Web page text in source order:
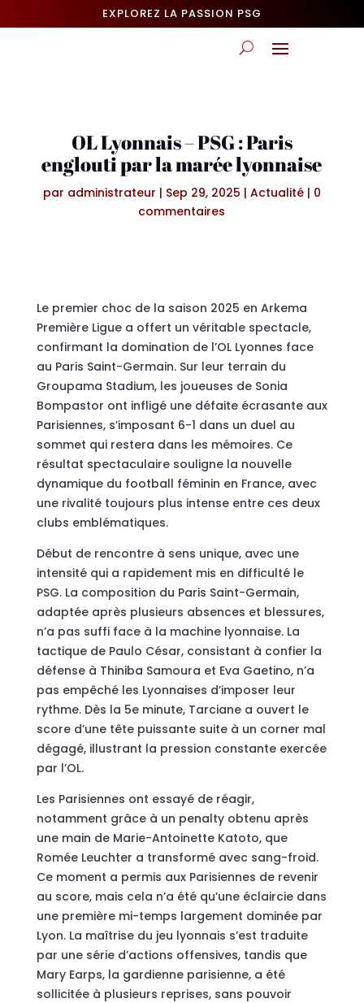
EXPLOREZ LA PASSION PSG
OL Lyonnais – PSG : Paris
englouti par la marée lyonnaise
par administrateur | Sep 29, 2025 | Actualité| 0
commentaires
Le premier choc de la saison 2025 en Arkema
Première Ligue a offert un véritable spectacle,
confirmant la domination de l’OL Lyonnes face
au Paris Saint-Germain. Sur leur terrain du
Groupama Stadium, les joueuses de Sonia
Bompastor ont infligé une défaite écrasante aux
Parisiennes, s’imposant 6-1 dans un duel au
sommet qui restera dans les mémoires. Ce
résultat spectaculaire souligne la nouvelle
dynamique du football féminin en France, avec
une rivalité toujours plus intense entre ces deux
clubs emblématiques.
Début de rencontre à sens unique, avec une
intensité qui a rapidement mis en difficulté le
PSG. La composition du Paris Saint-Germain,
adaptée après plusieurs absences et blessures,
n’a pas suffi face à la machine lyonnaise. La
tactique de Paulo César, consistant à confier la
défense à Thiniba Samoura et Eva Gaetino, n’a
pas empêché les Lyonnaises d’imposer leur
rythme. Dès la 5e minute, Tarciane a ouvert le
score d’une tête puissante suite à un corner mal
dégagé, illustrant la pression constante exercée
par l’OL.
Les Parisiennes ont essayé de réagir,
notamment grâce à un penalty obtenu après
une main de Marie-Antoinette Katoto, que
Romée Leuchter a transformé avec sang-froid.
Ce moment a permis aux Parisiennes de revenir
au score, mais cela n’a été qu’une éclaircie dans
une première mi-temps largement dominée par
Lyon. La maîtrise du jeu lyonnais s’est traduite
par une série d’actions offensives, tandis que
Mary Earps, la gardienne parisienne, a été
sollicitée à plusieurs reprises, sans pouvoir